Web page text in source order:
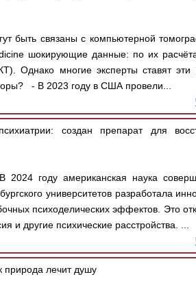
быть связаны с компьютерной
шокирующие данные: по их
Однако многие эксперты ставят эти
- В 2023 году в США провели...
создан препарат для
2024 году американская наука
университетов разработала
психоделических эффектов. Это
и другие психические расстройства. ...
природа лечит душу